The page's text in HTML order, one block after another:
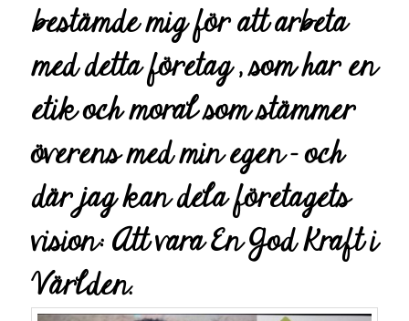
bestämde mig för att arbeta
med detta företag , som har en
etik och moral som stämmer
överens med min egen – och
där jag kan dela företagets
vision: Att vara En God Kraft i
Världen.